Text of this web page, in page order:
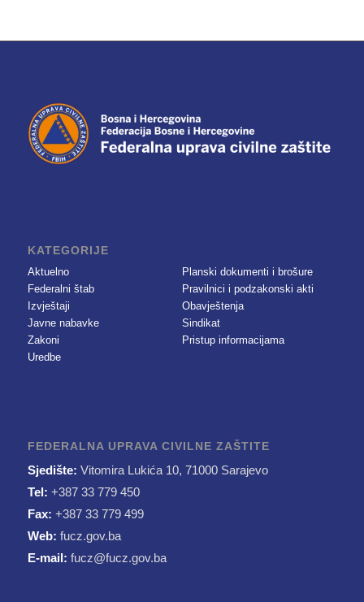
KATEGORIJE
Aktuelno
Federalni štab
Izvještaji
Javne nabavke
Zakoni
Uredbe
Planski dokumenti i brošure
Pravilnici i podzakonski akti
Obavještenja
Sindikat
Pristup informacijama
FEDERALNA UPRAVA CIVILNE ZAŠTITE
Sjedište: Vitomira Lukića 10, 71000 Sarajevo
Tel: +387 33 779 450
Fax: +387 33 779 499
Web: fucz.gov.ba
E-mail: fucz@fucz.gov.ba